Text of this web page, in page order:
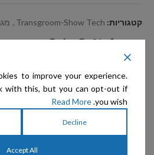
קטגוריות: Transgroom-Show Tech
,
שיתוף:
תיאור
to improve your experience.
with this, but you can opt-out if
you wish.
Read More
Decline
Accept All